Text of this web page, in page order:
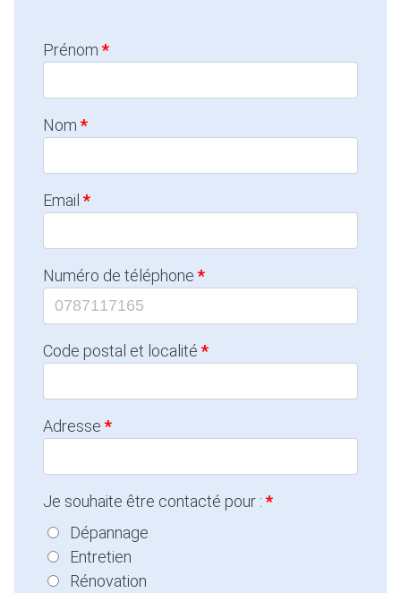
Prénom
Nom
Email
Numéro de téléphone
Code postal et localité
Adresse
Je souhaite être contacté pour :
Dépannage
Entretien
Rénovation